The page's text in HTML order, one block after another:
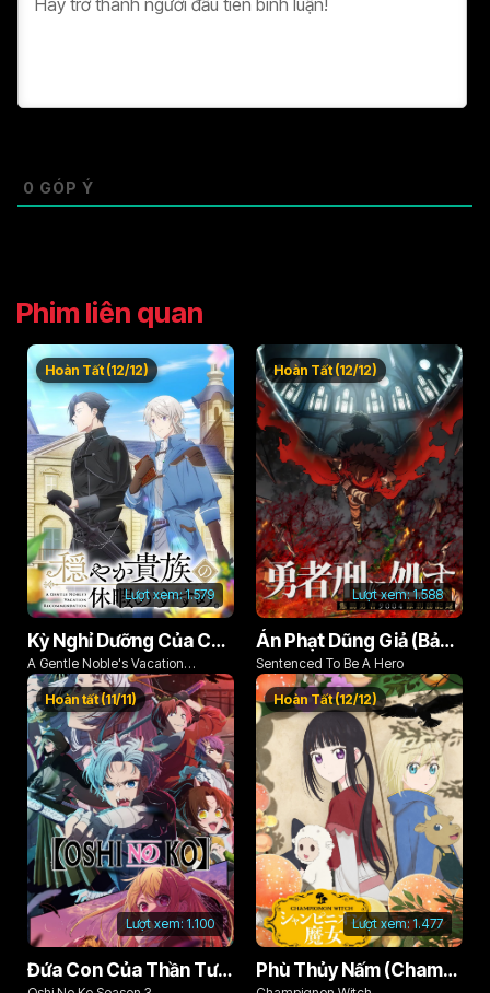
0 GÓP Ý
Phim liên quan
Lượt xem:1.579
Hoàn Tất (12/12)
Kỳ Nghỉ Dưỡng Của Chàng Quý Tộc Ôn Hòa (Odayaka Kizoku no Kyuuka no Susume)
A Gentle Noble's Vacation
Recommendation
Lượt xem:1.588
Hoàn Tất (12/12)
Án Phạt Dũng Giả (Bản Án Anh Hùng)
Sentenced To Be A Hero
Lượt xem: 1.100
Hoàn tất (11/11)
Đứa Con Của Thần Tượng (Phần 3)
Lượt xem:1.477
Hoàn Tất (12/12)
Phù Thủy Nấm (Champignon no Majo)